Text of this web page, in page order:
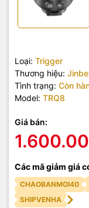
Loại: Trigger
Thương hiệu:
Tình trạng: Còn
Model: TRQ8
Giá bán:
Các mã giảm giá
CHAOBANMOI40
SHIPVENHA